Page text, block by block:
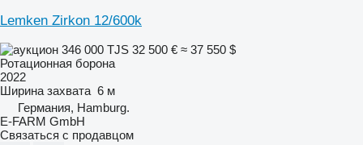
Lemken Zirkon 12/600k
346 000 TJS 32 500 € ≈ 37 550 $
Ротационная борона
2022
Ширина захвата 6 м
Германия, Hamburg.
E-FARM GmbH
Связаться с продавцом